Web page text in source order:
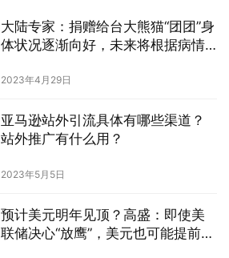
大陆专家：捐赠给台大熊猫“团团”身
体状况逐渐向好，未来将根据病情
2023年4月29日
亚马逊站外引流具体有哪些渠道？
站外推广有什么用？
2023年5月5日
预计美元明年见顶？高盛：即使美
联储决心“放鹰”，美元也可能提前走